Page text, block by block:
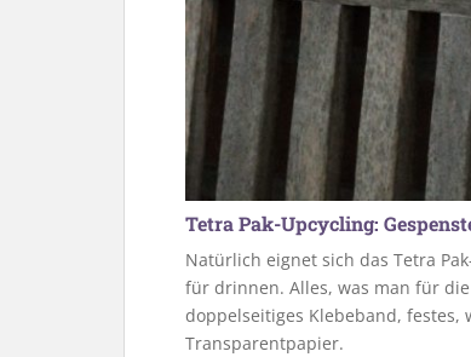
Tetra Pak-Upcycling:
Natürlich eignet sich das Tetra
für drinnen. Alles, was man für
doppelseitiges Klebeband, festes,
Transparentpapier.